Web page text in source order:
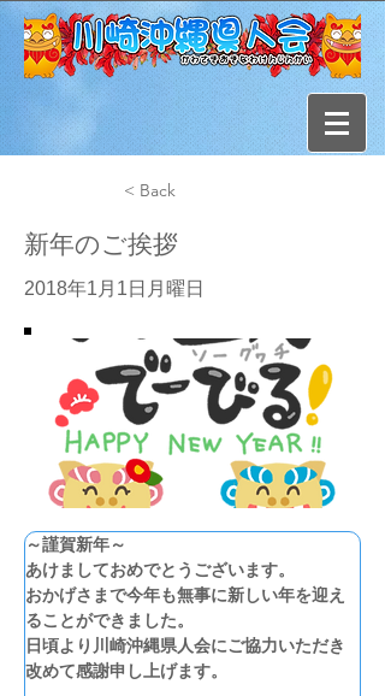
< Back
新年のご挨拶
2018年1月1日月曜日
～謹賀新年～
あけましておめでとうございます。
おかげさまで今年も無事に新しい年を迎え
ることができました。
日頃より川崎沖縄県人会にご協力いただき
改めて感謝申し上げます。